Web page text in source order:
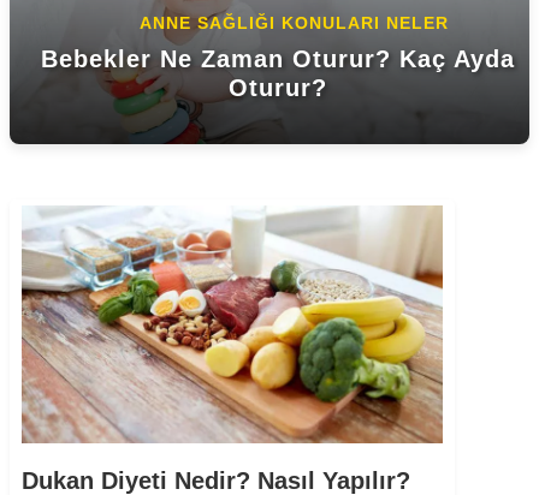
Dukan Diyeti Nedir? Nasıl Yapılır?
ANNE SAĞLIĞI KONULARI NELER
Bebekler Ne Zaman Oturur? Kaç Ayda
Oturur?
YAŞAM İLE İLGILI KONULAR
Tek Kullanımlık Ürünlerde Güvenilir
Çözüm Ortağınız MottoCup!
Dukan Diyeti Nedir? Nasıl Yapılır?